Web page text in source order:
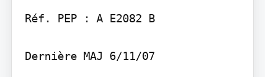
Réf. PEP : A E2082 B
Dernière MAJ 6/11/07